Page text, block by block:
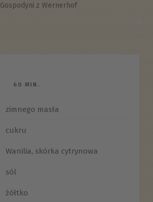
Gospodyni z Wernerhof
60 MIN.
zimnego masła
cukru
Wanilia, skórka cytrynowa
sól
żółtko